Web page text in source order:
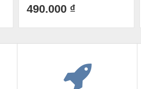
Bát Tràng 350ml
490.000 ₫